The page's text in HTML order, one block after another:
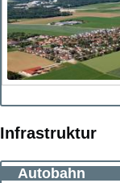
Infrastruktur
Autobahn